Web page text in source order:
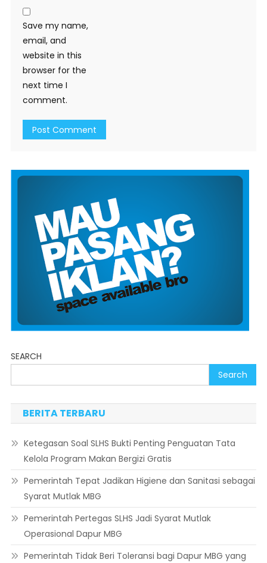
Save my name,
email, and
website in this
browser for the
next time I
comment.
SEARCH
Search
BERITA TERBARU
Ketegasan Soal SLHS Bukti Penting Penguatan Tata
Kelola Program Makan Bergizi Gratis
Pemerintah Tepat Jadikan Higiene dan Sanitasi sebagai
Syarat Mutlak MBG
Pemerintah Pertegas SLHS Jadi Syarat Mutlak
Operasional Dapur MBG
Pemerintah Tidak Beri Toleransi bagi Dapur MBG yang